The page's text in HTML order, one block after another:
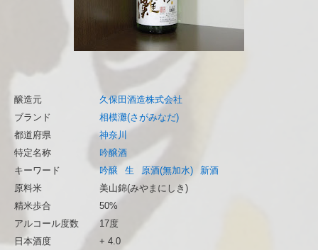
醸造元
久保田酒造株式会社
ブランド
相模灘(さがみなだ)
都道府県
神奈川
特定名称
吟醸酒
キーワード
吟醸 生 原酒(無加水)
新酒
原料米
美山錦(みやまにしき)
精米歩合
50%
アルコール度数
17度
日本酒度
+ 4.0